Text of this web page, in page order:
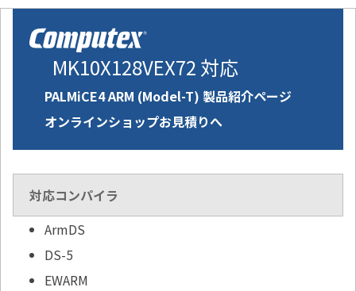
MK10X128VEX72 対応
PALMiCE4 ARM (Model-T) 製品紹介ページ
オンラインショップお見積りへ
対応コンパイラ
ArmDS
DS-5
EWARM